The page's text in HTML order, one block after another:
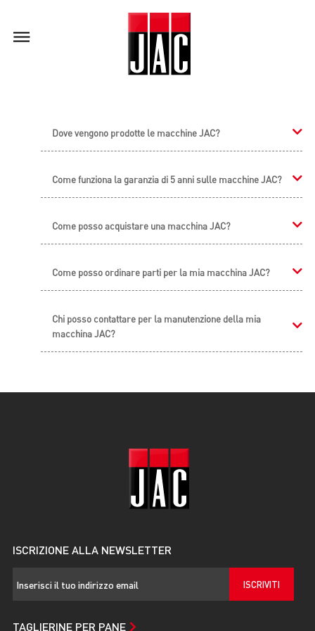
Dove vengono prodotte le macchine JAC?
Come funziona la garanzia di 5 anni sulle macchine JAC?
Come posso acquistare una macchina JAC?
Come posso ordinare parti per la mia macchina JAC?
Chi posso contattare per la manutenzione della mia
macchina JAC?
ISCRIZIONE ALLA NEWSLETTER
ISCRIVITI
TAGLIERINE PER PANE